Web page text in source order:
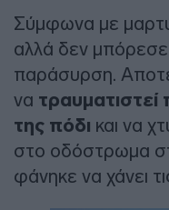
Σύμφωνα με
αλλά δεν
παράσυρση.
να
της πόδι και να
στο οδόστρωμα
φάνηκε να χάνει